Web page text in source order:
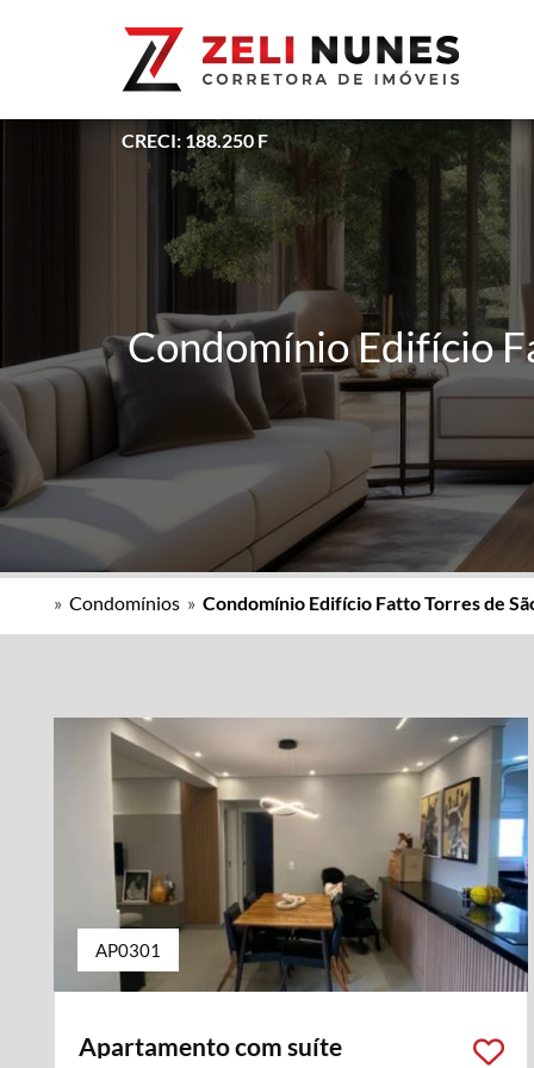
CRECI: 188.250 F
Condomínio Edifício
» Condomínios » Condomínio Edifício Fatto Torres de
AP0301
Apartamento com suíte